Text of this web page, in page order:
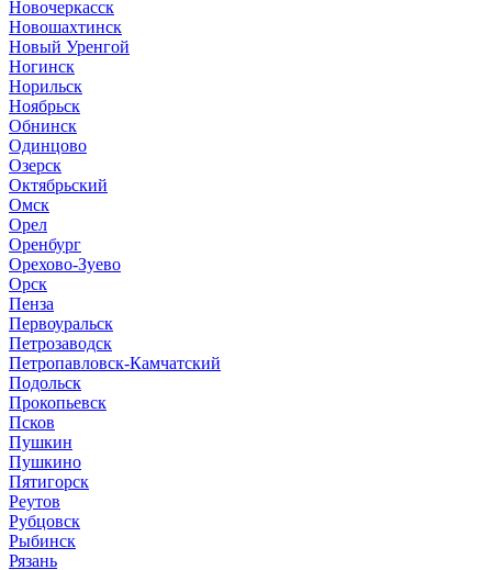
Новочеркасск
Новошахтинск
Новый Уренгой
Ногинск
Норильск
Ноябрьск
Обнинск
Одинцово
Озерск
Октябрьский
Омск
Орел
Оренбург
Орехово-Зуево
Орск
Пенза
Первоуральск
Петрозаводск
Петропавловск-Камчатский
Подольск
Прокопьевск
Псков
Пушкин
Пушкино
Пятигорск
Реутов
Рубцовск
Рыбинск
Рязань